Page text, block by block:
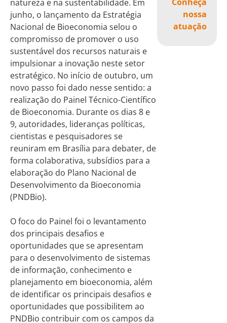
nossa
atuação
natureza e na sustentabilidade. Em
junho, o lançamento da Estratégia
Nacional de Bioeconomia selou o
compromisso de promover o uso
sustentável dos recursos naturais e
impulsionar a inovação neste setor
estratégico. No início de outubro, um
novo passo foi dado nesse sentido: a
realização do Painel Técnico-Científico
de Bioeconomia. Durante os dias 8 e
9, autoridades, lideranças políticas,
cientistas e pesquisadores se
reuniram em Brasília para debater, de
forma colaborativa, subsídios para a
elaboração do Plano Nacional de
Desenvolvimento da Bioeconomia
(PNDBio).
O foco do Painel foi o levantamento
dos principais desafios e
oportunidades que se apresentam
para o desenvolvimento de sistemas
de informação, conhecimento e
planejamento em bioeconomia, além
de identificar os principais desafios e
oportunidades que possibilitem ao
PNDBio contribuir com os campos da